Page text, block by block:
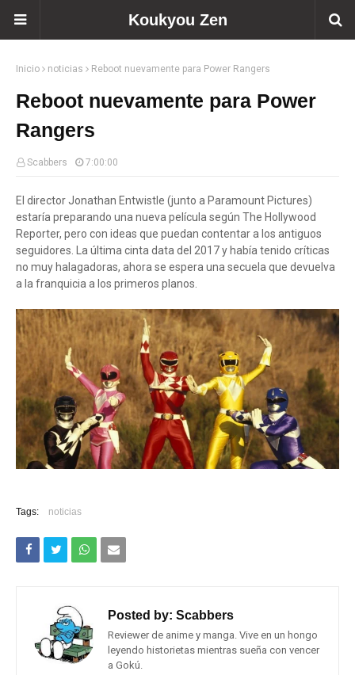
Koukyou Zen
Inicio noticias Reboot nuevamente para Power Rangers
Reboot nuevamente para Power
Rangers
Scabbers 7:00:00
El director Jonathan Entwistle (junto a Paramount Pictures)
estaría preparando una nueva película según The Hollywood
Reporter, pero con ideas que puedan contentar a los antiguos
seguidores. La última cinta data del 2017 y había tenido críticas
no muy halagadoras, ahora se espera una secuela que devuelva
a la franquicia a los primeros planos.
Tags: noticias
Posted by: Scabbers
Reviewer de anime y manga. Vive en un hongo
leyendo historietas mientras sueña con vencer
a Gokú.